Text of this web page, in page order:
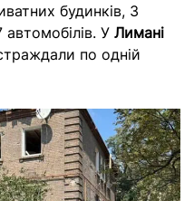
будинків, 3
У Лимані
по одній